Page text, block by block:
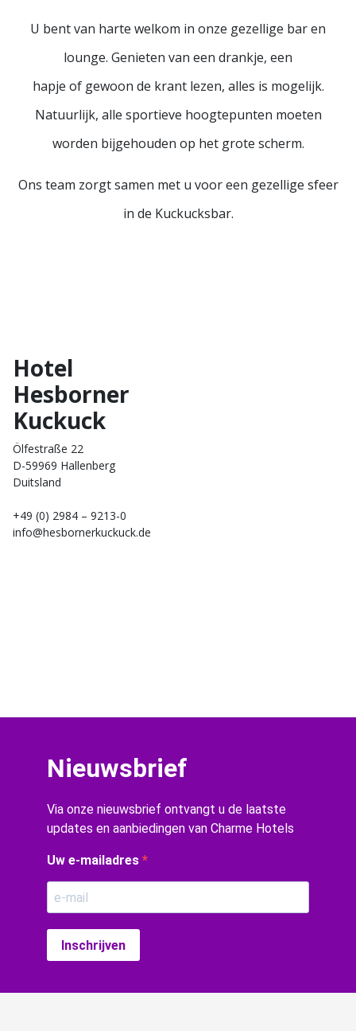
U bent van harte welkom in onze gezellige bar en
lounge. Genieten van een drankje, een
hapje of gewoon de krant lezen, alles is mogelijk.
Natuurlijk, alle sportieve hoogtepunten moeten
worden bijgehouden op het grote scherm.
Ons team zorgt samen met u voor een gezellige sfeer
in de Kuckucksbar.
Hotel
Hesborner
Kuckuck
Ölfestraße 22
D-59969 Hallenberg
Duitsland
+49 (0) 2984 – 9213-0
info@hesbornerkuckuck.de
Nieuwsbrief
Via onze nieuwsbrief ontvangt u de laatste
updates en aanbiedingen van Charme Hotels
Uw e-mailadres
Inschrijven